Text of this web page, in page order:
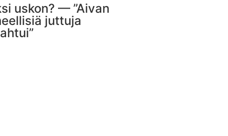
uskon? — ”Aivan
juttuja